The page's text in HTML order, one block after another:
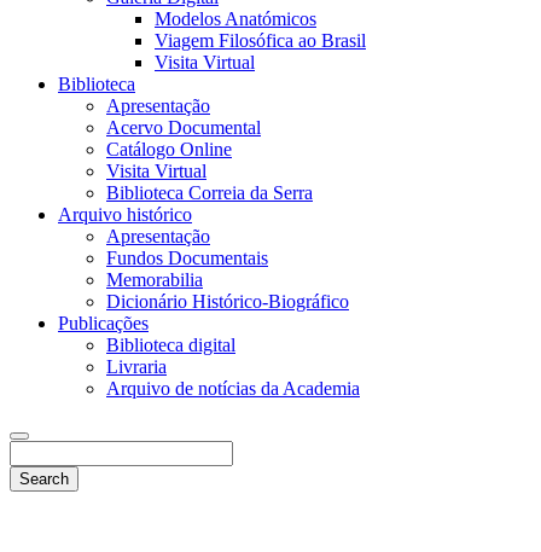
Modelos Anatómicos
Viagem Filosófica ao Brasil
Visita Virtual
Biblioteca
Apresentação
Acervo Documental
Catálogo Online
Visita Virtual
Biblioteca Correia da Serra
Arquivo histórico
Apresentação
Fundos Documentais
Memorabilia
Dicionário Histórico-Biográfico
Publicações
Biblioteca digital
Livraria
Arquivo de notícias da Academia